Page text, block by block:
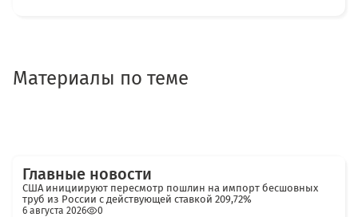
Материалы по теме
Главные новости
США инициируют пересмотр пошлин на импорт бесшовных
труб из России с действующей ставкой 209,72%
6 августа 2026 0